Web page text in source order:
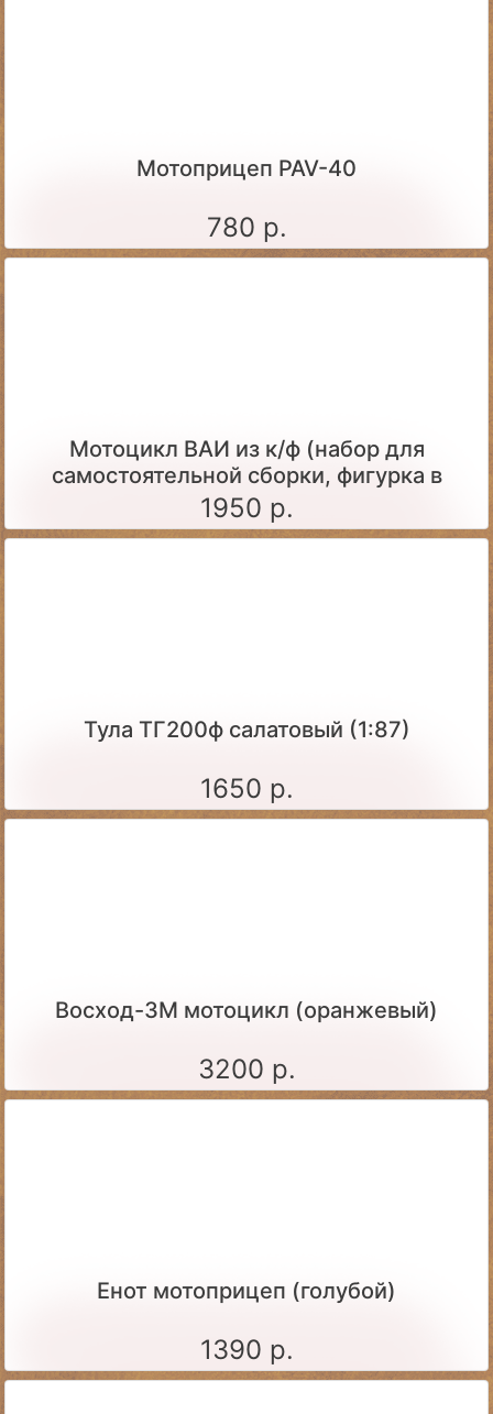
Мотоприцеп PAV-40
780 р.
Мотоцикл ВАИ из к/ф (набор для
самостоятельной сборки, фигурка в
комплекте)
1950 р.
Тула ТГ200ф салатовый (1:87)
1650 р.
Восход-3М мотоцикл (оранжевый)
3200 р.
Енот мотоприцеп (голубой)
1390 р.